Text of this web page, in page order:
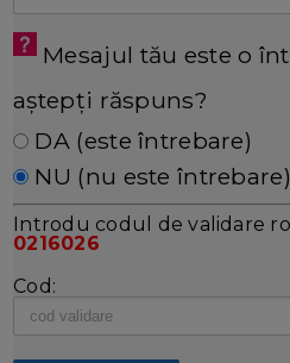
Mesajul tău este o
aștepți răspuns?
DA (este întrebare)
NU (nu este întrebare)
Introdu codul de validare
0216026
Cod: